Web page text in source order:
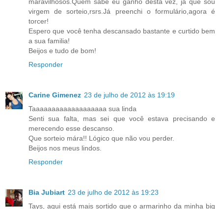
virgem de sorteio,rsrs.Já preenchi o formulário,agora é
torcer!
Espero que você tenha descansado bastante e curtido bem
a sua familia!
Beijos e tudo de bom!
Responder
Carine Gimenez 23 de julho de 2012 às 19:19
Taaaaaaaaaaaaaaaaaaa sua linda
Senti sua falta, mas sei que você estava precisando e
merecendo esse descanso.
Que sorteio mára!! Lógico que não vou perder.
Beijos nos meus lindos.
Responder
Bia Jubiart 23 de julho de 2012 às 19:23
Tays, aqui está mais sortido que o armarinho da minha big